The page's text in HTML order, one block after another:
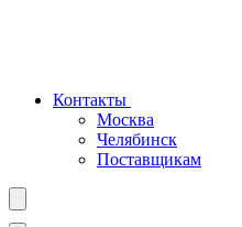
Контакты
Москва
Челябинск
Поставщикам